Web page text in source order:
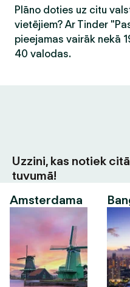
Plāno doties uz citu
vietējiem? Ar Tinder
pieejamas vairāk nekā
40 valodas.
Uzzini, kas notiek
tuvumā!
Amsterdama